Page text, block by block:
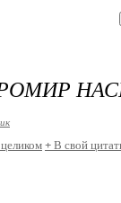
+ В свой